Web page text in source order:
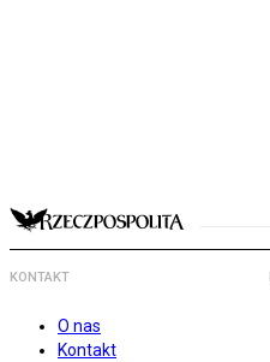
KONTAKT
O nas
Kontakt